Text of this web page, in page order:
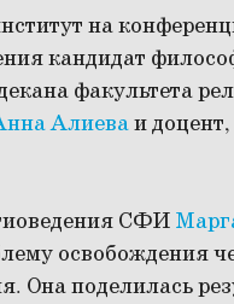
на
кандидат
факультета
Алиеваи
СФИ
освобождения
Она поделилась